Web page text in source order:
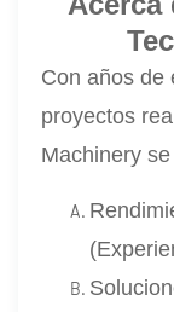
Con años de
proyectos
Machinery